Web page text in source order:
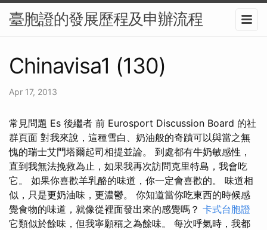
臺胞證的發展歷程及申辦流程
Chinavisa1 (130)
Apr 17, 2013
常見問題 Es 後繼者 前 Eurosport Discussion Board 的社
群頁面 對我來說，這種雪白、奶油般的奇蹟可以與當之無
愧的瑞士艾門塔爾起司相提並論。 到處都有牛奶敏感性，
直到我無法挽救為止，如果我再次訪問克里特島，我會吃
它。 如果你喜歡羊乳酪的味道，你一定會喜歡的。 味道相
似，只是更奶油味，更濃鬱。 你知道當你吃東西的時候感
覺食物的味道，就像從裡面發出來的感覺嗎？ 卡式台胞證
它類似於餘味，但我寧願稱之為餘味。 每次呼氣時，我都